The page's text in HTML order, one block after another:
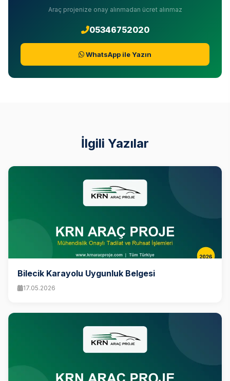
Araç projenize onay alınmadan ücret alınmaz
05346752020
WhatsApp ile Yazın
İlgili Yazılar
Bilecik Karayolu Uygunluk Belgesi
17.05.2026